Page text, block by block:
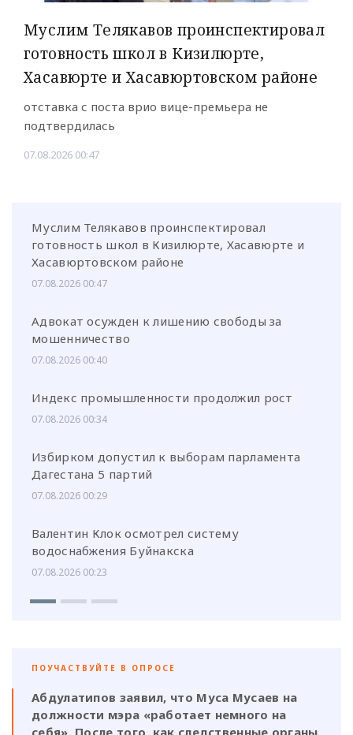
Муслим Телякавов проинспектировал
готовность школ в Кизилюрте,
Хасавюрте и Хасавюртовском районе
отставка с поста врио вице-премьера не
подтвердилась
07.08.2026 00:47
Муслим Телякавов проинспектировал
готовность школ в Кизилюрте, Хасавюрте и
Хасавюртовском районе
07.08.2026 00:47
Адвокат осужден к лишению свободы за
мошенничество
07.08.2026 00:40
Индекс промышленности продолжил рост
07.08.2026 00:34
Избирком допустил к выборам парламента
Дагестана 5 партий
07.08.2026 00:29
Валентин Клок осмотрел систему
водоснабжения Буйнакска
07.08.2026 00:23
ПОУЧАСТВУЙТЕ В ОПРОСЕ
Абдулатипов заявил, что Муса Мусаев на
должности мэра «работает немного на
себя». После того, как следственные органы